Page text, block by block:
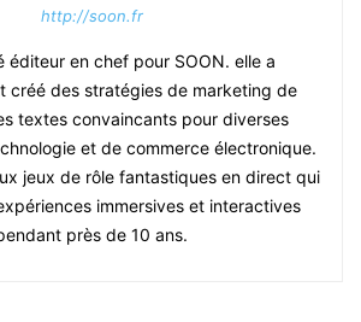
http://soon.fr
éditeur en chef pour SOON. elle a
créé des stratégies de marketing de
textes convaincants pour diverses
et de commerce électronique.
jeux de rôle fantastiques en direct qui
immersives et interactives
près de 10 ans.